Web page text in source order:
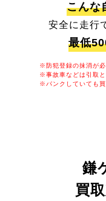
こんな
安全に走行
最低
※防犯登録の抹消が必
※事故車などは引取と
※パンクしていても買
鎌
買